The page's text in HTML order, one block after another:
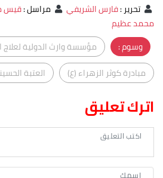
تحرير:فارس الشريفي مراسل:قيس
محمد عظيم
وسوم :
مؤسسة وارث الدولية لعلاج
مبادرة كوثر الزهراء (ع)
العتبة
اترك تعليق